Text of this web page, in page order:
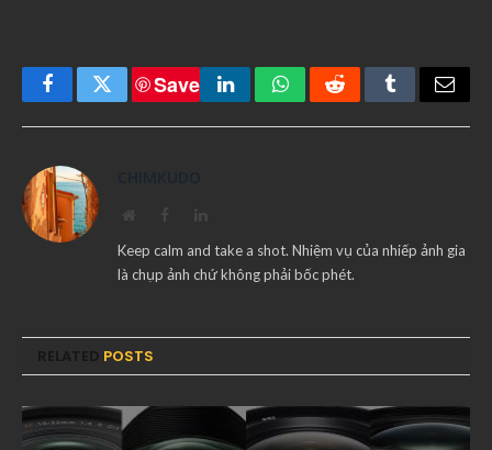
FacebookTwitter
Save
LinkedInWhatsAppRedditTumblrEmail
Keep calm and take a shot. Nhiệm vụ của nhiếp ảnh gia
là chụp ảnh chứ không phải bốc phét.
POSTS